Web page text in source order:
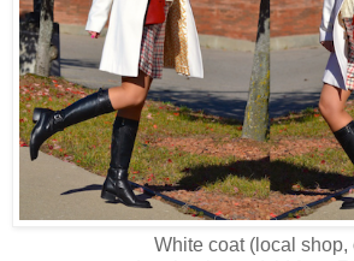
White coat (local shop,